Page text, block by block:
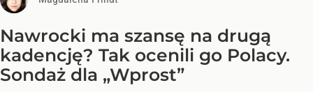
Nawrocki ma szansę na drugą
kadencję? Tak ocenili go Polacy.
Sondaż dla „Wprost”